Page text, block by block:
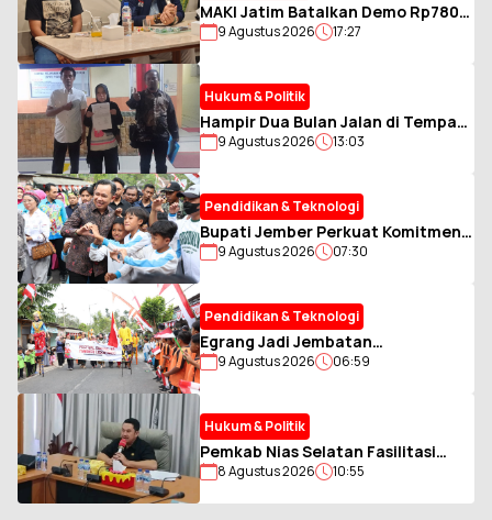
MAKI Jatim Batalkan Demo Rp780
Miliar, Usai Bertemu Bupati Jember
9 Agustus 2026 17:27
Hukum & Politik
Hampir Dua Bulan Jalan di Tempat,
Kasus Teror Staf MTsN 1 Asahan
9 Agustus 2026 13:03
Pendidikan & Teknologi
Bupati Jember Perkuat Komitmen
Penuhi Hak Anak melalui RBI
9 Agustus 2026 07:30
Pendidikan & Teknologi
Egrang Jadi Jembatan
Keberagaman di Ledokombo -
9 Agustus 2026 06:59
Hukum & Politik
Pemkab Nias Selatan Fasilitasi
Pengumpulan Zakat ASN Muslim,
8 Agustus 2026 10:55